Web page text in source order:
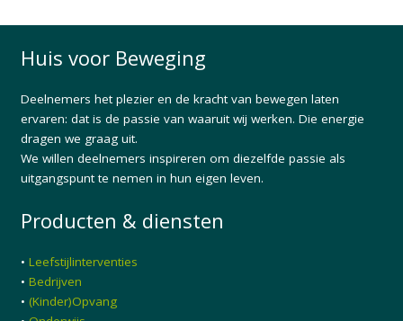
Huis voor Beweging
Deelnemers het plezier en de kracht van bewegen laten
ervaren: dat is de passie van waaruit wij werken. Die energie
dragen we graag uit.
We willen deelnemers inspireren om diezelfde passie als
uitgangspunt te nemen in hun eigen leven.
Producten & diensten
• Leefstijlinterventies
• Bedrijven
• (Kinder)Opvang